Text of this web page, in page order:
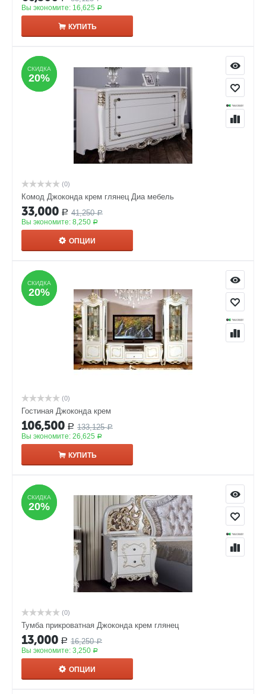
Вы экономите: 16,625 Р
КУПИТЬ
СКИДКА
20%
СКИДКА
20%
(0)
Комод Джоконда крем глянец Диа мебель
33,000 Р 41,250 Р
Вы экономите: 8,250 Р
ОПЦИИ
СКИДКА
20%
СКИДКА
20%
(0)
Гостиная Джоконда крем
106,500 Р 133,125 Р
Вы экономите: 26,625 Р
КУПИТЬ
СКИДКА
20%
СКИДКА
20%
(0)
Тумба прикроватная Джоконда крем глянец
13,000 Р 16,250 Р
Вы экономите: 3,250 Р
ОПЦИИ